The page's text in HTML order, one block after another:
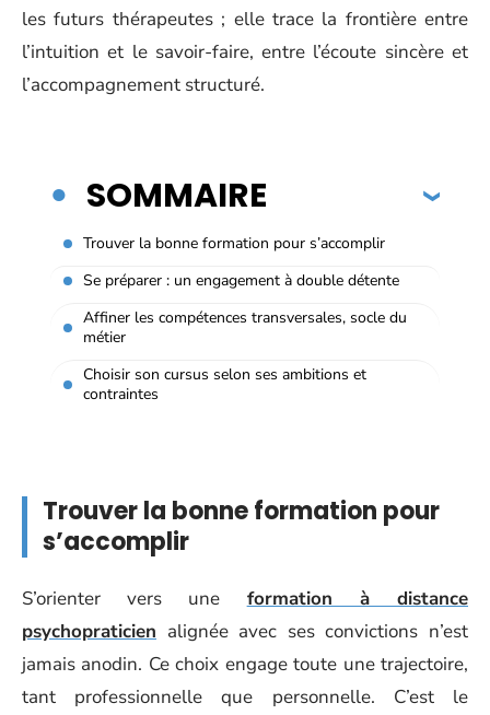
les futurs thérapeutes ; elle trace la frontière entre
l’intuition et le savoir-faire, entre l’écoute sincère et
l’accompagnement structuré.
SOMMAIRE
Trouver la bonne formation pour s’accomplir
Se préparer : un engagement à double détente
Affiner les compétences transversales, socle du
métier
Choisir son cursus selon ses ambitions et
contraintes
Trouver la bonne formation pour
s’accomplir
S’orienter vers une formation à distance
psychopraticien alignée avec ses convictions n’est
jamais anodin. Ce choix engage toute une trajectoire,
tant professionnelle que personnelle. C’est le